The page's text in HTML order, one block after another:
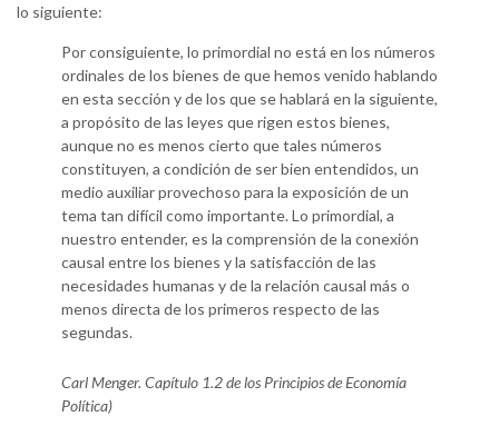
lo siguiente:
Por consiguiente, lo primordial no está en los números
ordinales de los bienes de que hemos venido hablando
en esta sección y de los que se hablará en la siguiente,
a propósito de las leyes que rigen estos bienes,
aunque no es menos cierto que tales números
constituyen, a condición de ser bien entendidos, un
medio auxiliar provechoso para la exposición de un
tema tan difícil como importante. Lo primordial, a
nuestro entender, es la comprensión de la conexión
causal entre los bienes y la satisfacción de las
necesidades humanas y de la relación causal más o
menos directa de los primeros respecto de las
segundas.
Carl Menger. Capítulo 1.2 de los Principios de Economía
Política)